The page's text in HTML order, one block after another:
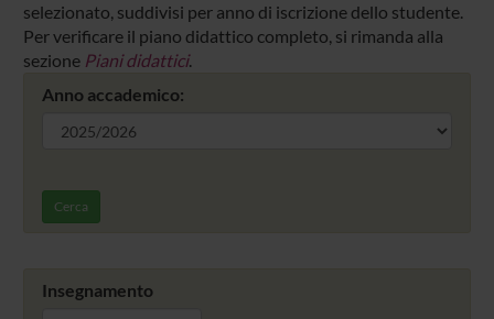
selezionato, suddivisi per anno di iscrizione dello studente.
Per verificare il piano didattico completo, si rimanda alla
sezione Piani didattici.
Anno accademico:
Cerca
Insegnamento